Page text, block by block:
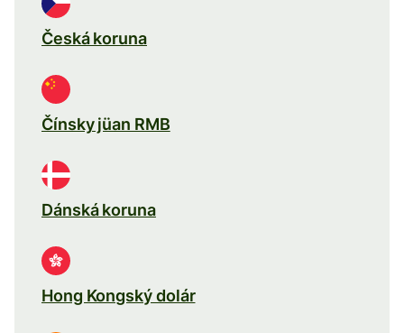
Česká koruna
Čínsky jüan RMB
Dánská koruna
Hong Kongský dolár